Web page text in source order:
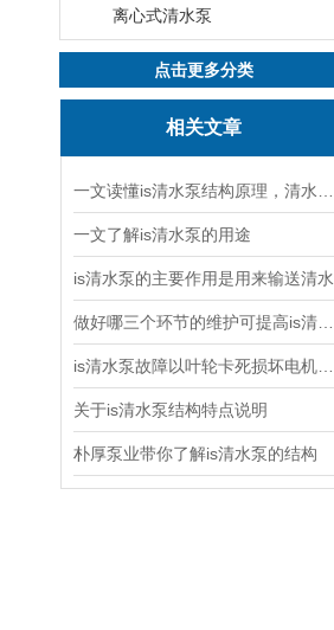
离心式清水泵
点击更多分类
相关文章
一文了解is清水泵的用途
is清水泵的主要作用是用来输送清水
关于is清水泵结构特点说明
朴厚泵业带你了解is清水泵的结构